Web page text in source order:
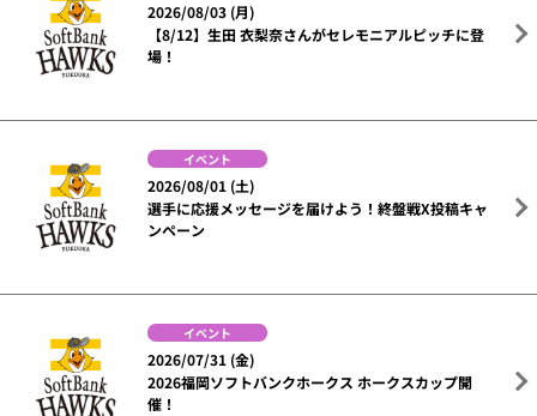
2026/08/03 (月)
【8/12】生田 衣梨奈さんがセレモニアルピッチに登
場！
イベント
2026/08/01 (土)
選手に応援メッセージを届けよう！終盤戦X投稿キャ
ンペーン
イベント
2026/07/31 (金)
2026福岡ソフトバンクホークス ホークスカップ開
催！